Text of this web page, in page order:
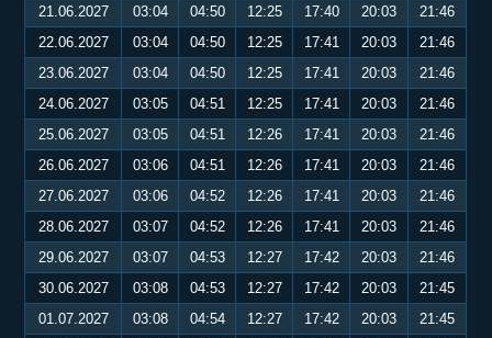
21.06.2027
03:04 04:50 12:25 17:40 20:03
21:46
22.06.2027
03:04 04:50 12:25 17:41 20:03
21:46
23.06.2027
03:04 04:50 12:25 17:41 20:03
21:46
24.06.2027
03:05 04:51 12:25 17:41 20:03
21:46
25.06.2027
03:05 04:51 12:26 17:41 20:03
21:46
26.06.2027
03:06 04:51 12:26 17:41 20:03
21:46
27.06.2027
03:06 04:52 12:26 17:41 20:03
21:46
28.06.2027
03:07 04:52 12:26 17:41 20:03
21:46
29.06.2027
03:07 04:53 12:27 17:42 20:03
21:46
30.06.2027
03:08 04:53 12:27 17:42 20:03
21:45
01.07.2027
03:08 04:54 12:27 17:42 20:03
21:45